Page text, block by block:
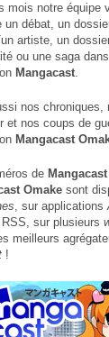
mois notre équipe
un débat, un
un artiste, un
ou une saga dans
Mangacast.
nos chroniques,
et nos coups de
Mangacast
de Mangacast
Omake sont
, sur applications
, sur plusieurs
meilleurs
!